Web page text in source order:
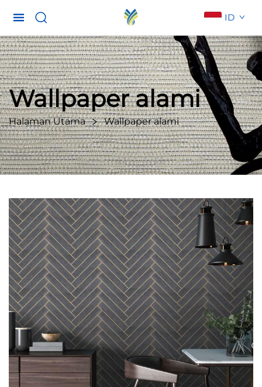
ID
Wallpaper alami
Halaman Utama Wallpaper alami